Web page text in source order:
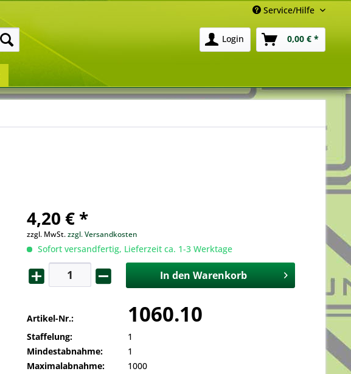
Service/Hilfe
Login 0,00 € *
4,20 € *
zzgl. MwSt.zzgl. Versandkosten
Sofort versandfertig, Lieferzeit ca. 1-3 Werktage
In den Warenkorb
Artikel-Nr.: 1060.10
Staffelung:
1
Mindestabnahme:
1
Maximalabnahme:
1000